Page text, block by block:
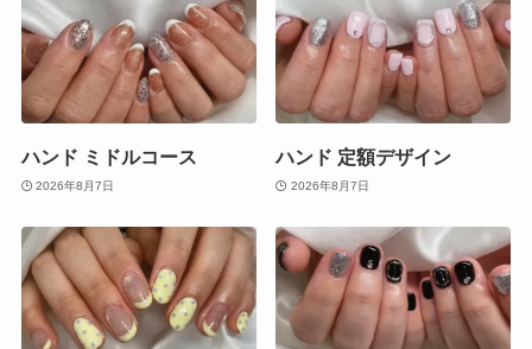
ハンド ミドルコース
2026年8月7日
ハンド 定額デザイン
2026年8月7日